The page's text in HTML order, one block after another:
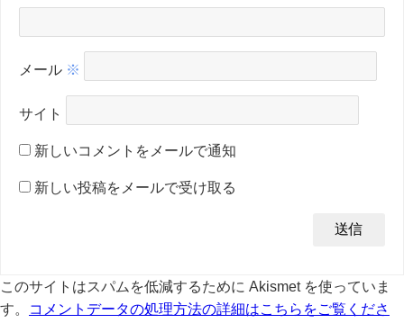
メール ※
サイト
新しいコメントをメールで通知
新しい投稿をメールで受け取る
このサイトはスパムを低減するために Akismet を使っていま
す。
コメントデータの処理方法の詳細はこちらをご覧くださ